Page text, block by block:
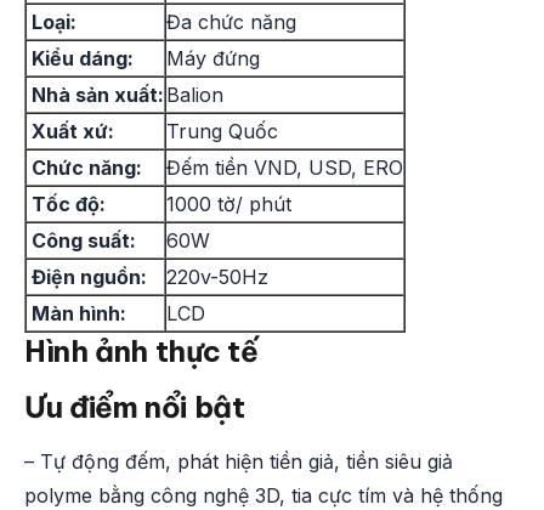
Loại:
Đa chức năng
Kiểu dáng:
Máy đứng
Nhà sản xuất: Balion
Xuất xứ:
Trung Quốc
Chức năng:
Đếm tiền VND, USD, ERO
Tốc độ:
1000 tờ/ phút
Công suất:
60W
Điện nguồn:
220v-50Hz
Màn hình:
LCD
Hình ảnh thực tế
Ưu điểm nổi bật
– Tự động đếm, phát hiện tiền giả, tiền siêu giả
polyme bằng công nghệ 3D, tia cực tím và hệ thống